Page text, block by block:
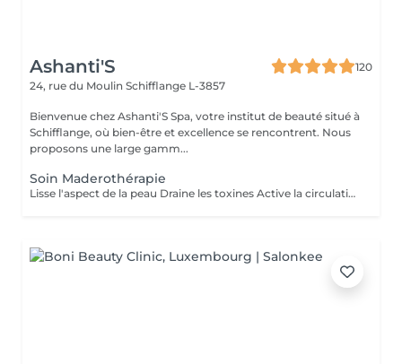
Ashanti'S
120
24, rue du Moulin Schifflange L-3857
Bienvenue chez Ashanti'S Spa, votre institut de beauté situé à
Schifflange, où bien-être et excellence se rencontrent. Nous
proposons une large gamm...
Soin Maderothérapie
Lisse l'aspect de la peau Draine les toxines Active la circulation lymphatique Tonifie et redessine les contours du corps